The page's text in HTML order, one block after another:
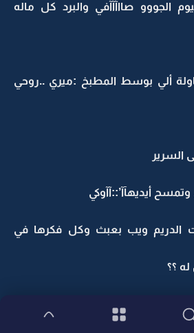
الجووو صااآآآفي والبرد كل ماله
ألي بوسط المطبخ :ميري ..روحي
السرير
أيديهآآ’::آآوكي
ويب بعبث وكل فكرها في
؟؟